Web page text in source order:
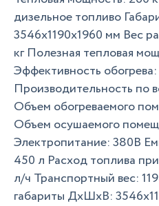
дизельное топливо
3546х1190х1960 мм Вес
кг Полезная тепловая
Эффективность
Производительность по
Объем обогреваемого
Объем осушаемого
Электропитание: 380В
450 л Расход топлива
л/ч Транспортный вес:
габариты ДхШхВ: